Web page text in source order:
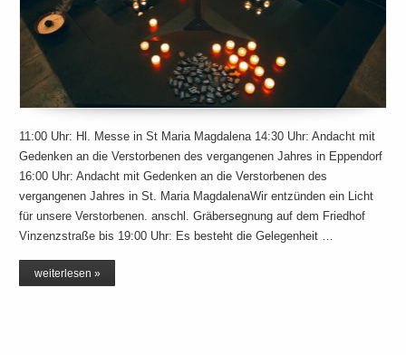
11:00 Uhr: Hl. Messe in St Maria Magdalena 14:30 Uhr: Andacht mit
Gedenken an die Verstorbenen des vergangenen Jahres in Eppendorf
16:00 Uhr: Andacht mit Gedenken an die Verstorbenen des
vergangenen Jahres in St. Maria MagdalenaWir entzünden ein Licht
für unsere Verstorbenen. anschl. Gräbersegnung auf dem Friedhof
Vinzenzstraße bis 19:00 Uhr: Es besteht die Gelegenheit …
weiterlesen »